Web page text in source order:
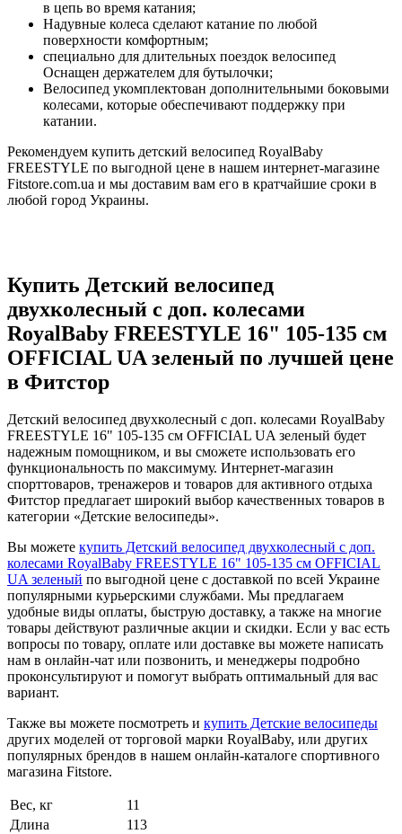
в цепь во время катания;
Надувные колеса сделают катание по любой
поверхности комфортным;
специально для длительных поездок велосипед
Оснащен держателем для бутылочки;
Велосипед укомплектован дополнительными боковыми
колесами, которые обеспечивают поддержку при
катании.
Рекомендуем купить детский велосипед RoyalBaby
FREESTYLE по выгодной цене в нашем интернет-магазине
Fitstore.com.ua и мы доставим вам его в кратчайшие сроки в
любой город Украины.
Купить Детский велосипед
двухколесный с доп. колесами
RoyalBaby FREESTYLE 16" 105-135 см
OFFICIAL UA зеленый по лучшей цене
в Фитстор
Детский велосипед двухколесный с доп. колесами RoyalBaby
FREESTYLE 16" 105-135 см OFFICIAL UA зеленый будет
надежным помощником, и вы сможете использовать его
функциональность по максимуму. Интернет-магазин
спорттоваров, тренажеров и товаров для активного отдыха
Фитстор предлагает широкий выбор качественных товаров в
категории «Детские велосипеды».
Вы можете купить Детский велосипед двухколесный с доп.
колесами RoyalBaby FREESTYLE 16" 105-135 см OFFICIAL
UA зеленый по выгодной цене с доставкой по всей Украине
популярными курьерскими службами. Мы предлагаем
удобные виды оплаты, быструю доставку, а также на многие
товары действуют различные акции и скидки. Если у вас есть
вопросы по товару, оплате или доставке вы можете написать
нам в онлайн-чат или позвонить, и менеджеры подробно
проконсультируют и помогут выбрать оптимальный для вас
вариант.
Также вы можете посмотреть и купить Детские велосипеды
других моделей от торговой марки RoyalBaby, или других
популярных брендов в нашем онлайн-каталоге спортивного
магазина Fitstore.
Вес, кг
11
Длина
113